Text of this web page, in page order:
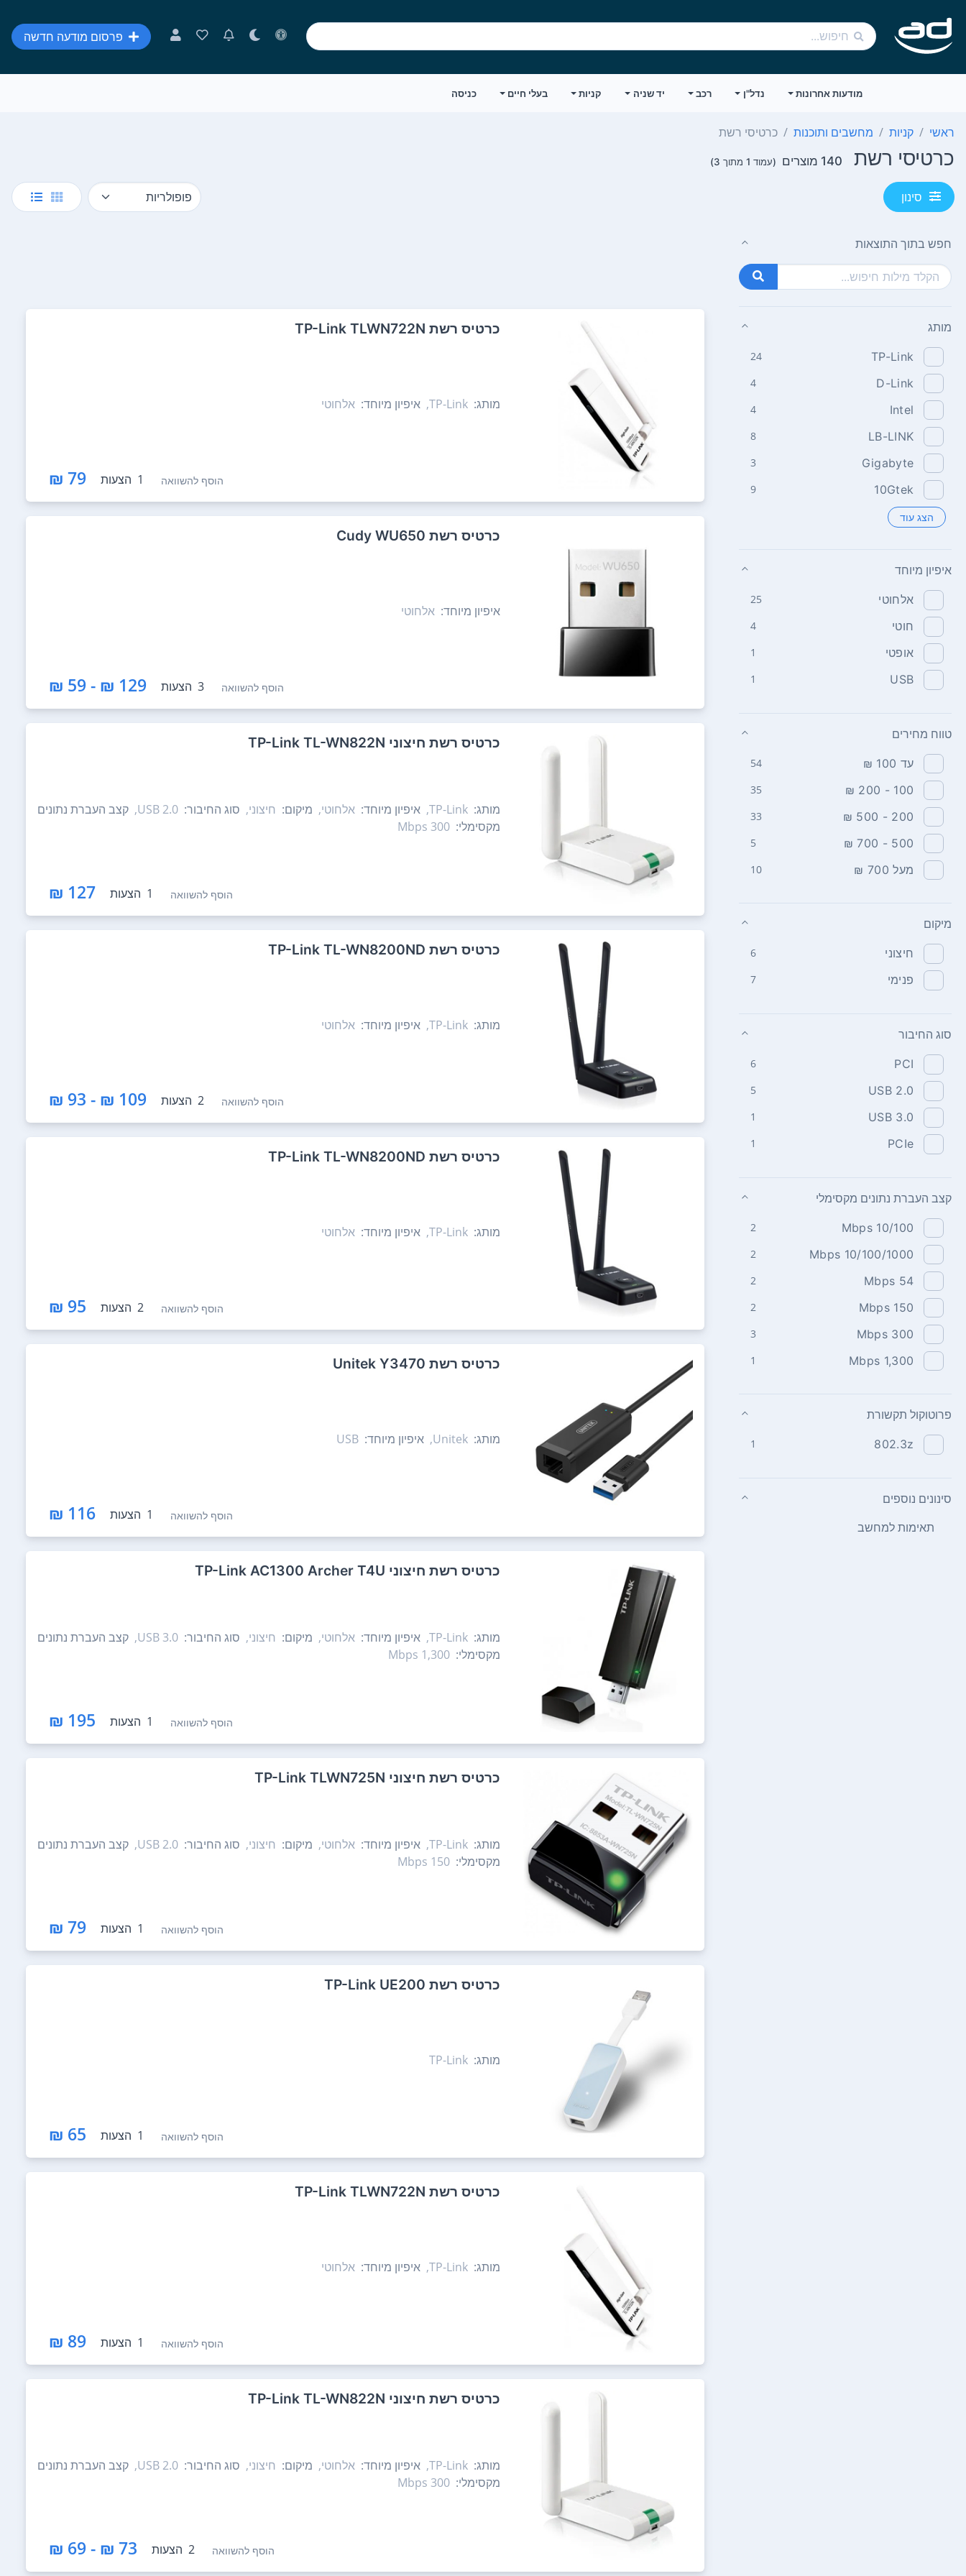
פרסום מודעה חדשה
מודעות אחרונות נדל"ן רכב יד שניה קניות בעלי חיים כניסה
ראשי קניות מחשבים ותוכנות כרטיסי רשת
כרטיסי רשת 140 מוצרים (עמוד 1 מתוך 3)
סינון
חפש בתוך התוצאות
מותג
TP-Link
24
D-Link
4
Intel
4
LB-LINK
8
Gigabyte
3
10Gtek
9
הצג עוד
איפיון מיוחד
אלחוטי 25
חוטי 4
אופטי 1
USB
1
טווח מחירים
עד 100 ₪ 54
100 - 200 ₪
35
200 - 500 ₪
33
500 - 700 ₪
5
מעל 700 ₪ 10
מיקום
חיצוני 6
פנימי 7
סוג החיבור
PCI
6
USB 2.0
5
USB 3.0
1
PCIe
1
קצב העברת נתונים מקסימלי
10/100‏ Mbps
2
10/100/1000‏ Mbps
2
54‏ Mbps
2
150‏ Mbps
2
300‏ Mbps
3
1,300‏ Mbps
1
פרוטוקול תקשורת
802.3z
1
סינונים נוספים
תאימות למחשב
כרטיס רשת TP-Link TLWN722N
מותג: TP-Link, איפיון מיוחד: אלחוטי
הוסף להשוואה 1 הצעות 79 ₪
כרטיס רשת Cudy WU650
איפיון מיוחד: אלחוטי
הוסף להשוואה 3 הצעות 129 ₪ - 59 ₪
כרטיס רשת ‏חיצוני TP-Link TL-WN822N
מותג: TP-Link, איפיון מיוחד: אלחוטי, מיקום: חיצוני, סוג החיבור: USB 2.0, קצב העברת נתונים
מקסימלי: 300‏ Mbps
הוסף להשוואה 1 הצעות 127 ₪
כרטיס רשת TP-Link TL-WN8200ND
מותג: TP-Link, איפיון מיוחד: אלחוטי
הוסף להשוואה 2 הצעות 109 ₪ - 93 ₪
כרטיס רשת TP-Link TL-WN8200ND
מותג: TP-Link, איפיון מיוחד: אלחוטי
הוסף להשוואה 2 הצעות 95 ₪
כרטיס רשת Unitek Y3470
מותג: Unitek, איפיון מיוחד: USB
הוסף להשוואה 1 הצעות 116 ₪
כרטיס רשת ‏חיצוני TP-Link AC1300 Archer T4U
מותג: TP-Link, איפיון מיוחד: אלחוטי, מיקום: חיצוני, סוג החיבור: USB 3.0, קצב העברת נתונים
מקסימלי: 1,300‏ Mbps
הוסף להשוואה 1 הצעות 195 ₪
כרטיס רשת ‏חיצוני TP-Link TLWN725N
מותג: TP-Link, איפיון מיוחד: אלחוטי, מיקום: חיצוני, סוג החיבור: USB 2.0, קצב העברת נתונים
מקסימלי: 150‏ Mbps
הוסף להשוואה 1 הצעות 79 ₪
כרטיס רשת TP-Link UE200
מותג: TP-Link
הוסף להשוואה 1 הצעות 65 ₪
כרטיס רשת TP-Link TLWN722N
מותג: TP-Link, איפיון מיוחד: אלחוטי
הוסף להשוואה 1 הצעות 89 ₪
כרטיס רשת ‏חיצוני TP-Link TL-WN822N
מותג: TP-Link, איפיון מיוחד: אלחוטי, מיקום: חיצוני, סוג החיבור: USB 2.0, קצב העברת נתונים
מקסימלי: 300‏ Mbps
הוסף להשוואה 2 הצעות 73 ₪ - 69 ₪